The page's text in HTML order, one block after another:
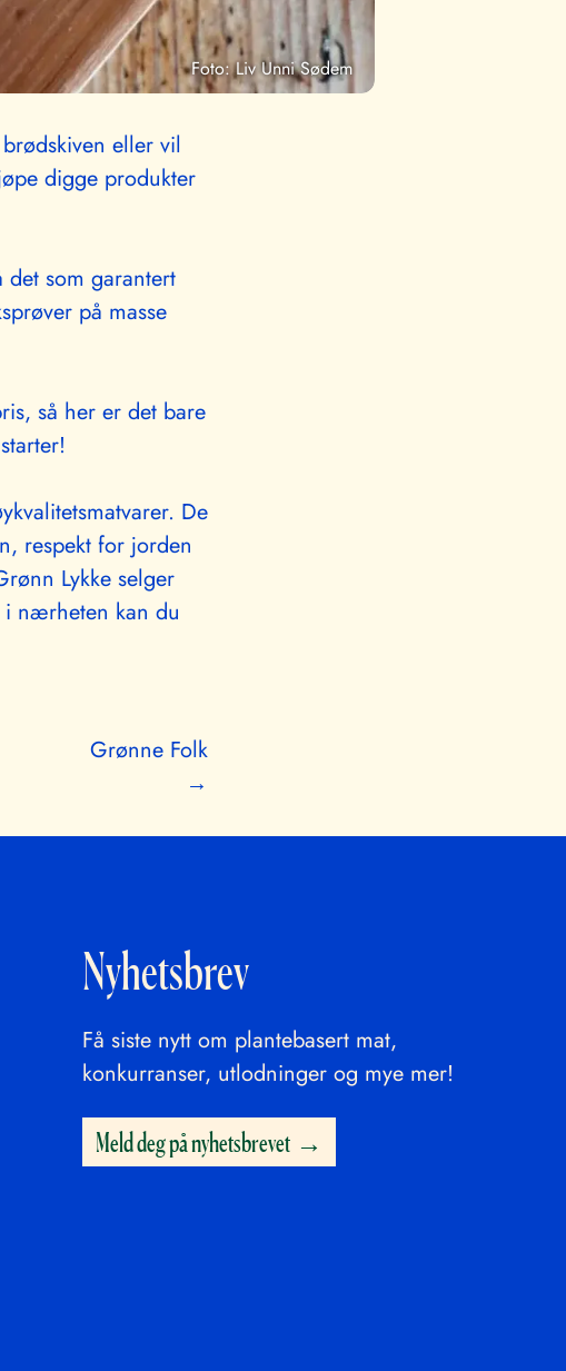
Foto: Liv Unni Sødem
eller vil
digge produkter
som garantert
på masse
så her er det bare
De
respekt for jorden
Lykke selger
i nærheten kan du
Grønne Folk
→
Nyhetsbrev
Få siste nytt om plantebasert mat,
konkurranser, utlodninger og mye mer!
Meld deg på nyhetsbrevet